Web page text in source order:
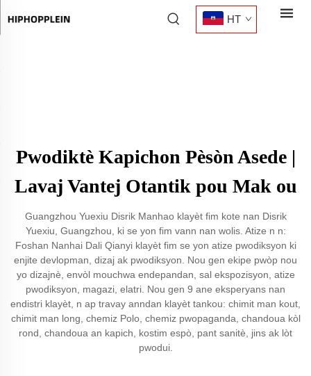
HT
Pwodiktè Kapichon Pèsòn Asede |
Lavaj Vantej Otantik pou Mak ou
Guangzhou Yuexiu Disrik Manhao klayèt fim kote nan Disrik
Yuexiu, Guangzhou, ki se yon fim vann nan wolis. Atize n n:
Foshan Nanhai Dali Qianyi klayèt fim se yon atize pwodiksyon ki
enjite devlopman, dizaj ak pwodiksyon. Nou gen ekipe pwòp nou
yo dizajnè, envòl mouchwa endepandan, sal ekspozisyon, atize
pwodiksyon, magazi, elatri. Nou gen 9 ane eksperyans nan
endistri klayèt, n ap travay anndan klayèt tankou: chimit man kout,
chimit man long, chemiz Polo, chemiz pwopaganda, chandoua kòl
rond, chandoua an kapich, kostim espò, pant sanitè, jins ak lòt
pwodui.